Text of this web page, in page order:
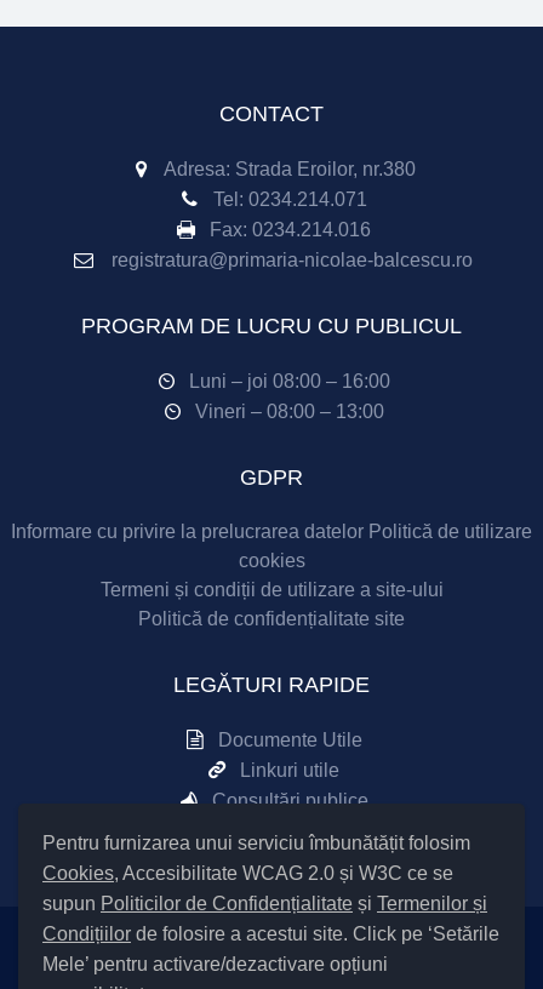
Pentru furnizarea unui serviciu îmbunătățit folosim
Cookies, Accesibilitate WCAG 2.0 și W3C ce se
supun Politicilor de Confidențialitate și Termenilor și
Condițiilor de folosire a acestui site. Click pe ‘Setările
Mele’ pentru activare/dezactivare opțiuni
CONTACT
Adresa: Strada Eroilor, nr.380
Tel: 0234.214.071
Fax: 0234.214.016
registratura@primaria-nicolae-balcescu.ro
PROGRAM DE LUCRU CU PUBLICUL
Luni – joi 08:00 – 16:00
Vineri – 08:00 – 13:00
GDPR
Informare cu privire la prelucrarea datelor Politică de utilizare
cookies
Termeni și condiții de utilizare a site-ului
Politică de confidențialitate site
LEGĂTURI RAPIDE
Documente Utile
Linkuri utile
Consultări publice
Sesizări online
Setări Cookies și Accesibilitate